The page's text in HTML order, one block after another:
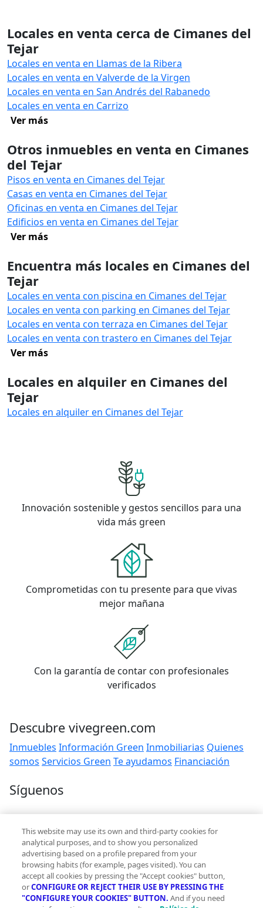
Locales en venta cerca de Cimanes del
Tejar
Locales en venta en Llamas de la Ribera
Locales en venta en Valverde de la Virgen
Locales en venta en San Andrés del Rabanedo
Locales en venta en Carrizo
Ver más
Otros inmuebles en venta en Cimanes
del Tejar
Pisos en venta en Cimanes del Tejar
Casas en venta en Cimanes del Tejar
Oficinas en venta en Cimanes del Tejar
Edificios en venta en Cimanes del Tejar
Ver más
Encuentra más locales en Cimanes del
Tejar
Locales en venta con piscina en Cimanes del Tejar
Locales en venta con parking en Cimanes del Tejar
Locales en venta con terraza en Cimanes del Tejar
Locales en venta con trastero en Cimanes del Tejar
Ver más
Locales en alquiler en Cimanes del
Tejar
Locales en alquiler en Cimanes del Tejar
Innovación sostenible y gestos sencillos para una
vida más green
Comprometidas con tu presente para que vivas
mejor mañana
Con la garantía de contar con profesionales
verificados
Descubre vivegreen.com
Inmuebles Información Green Inmobiliarias Quienes
somos Servicios Green Te ayudamos Financiación
Síguenos
Contacto
hola@vivegreen.com
This website may use its own and third-party cookies for
analytical purposes, and to show you personalized
advertising based on a profile prepared from your
browsing habits (for example, pages visited). You can
accept all cookies by pressing the "Accept cookies" button,
orCONFIGURE OR REJECT THEIR USE BY PRESSING THE
"CONFIGURE YOUR COOKIES" BUTTON. And if you need